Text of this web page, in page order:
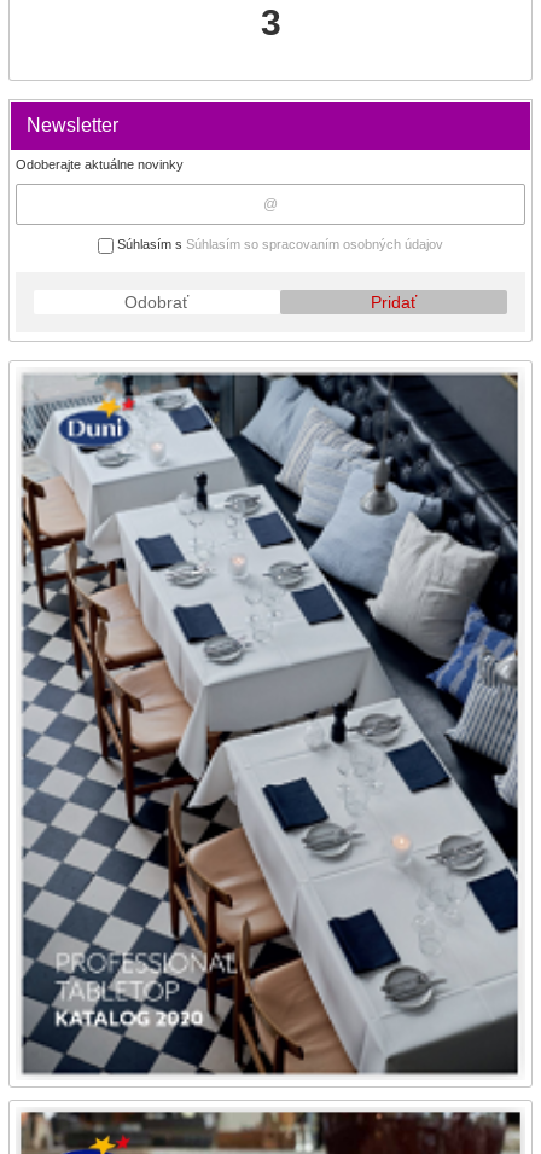
3
Newsletter
Odoberajte aktuálne novinky
Súhlasím s Súhlasím so spracovaním osobných údajov
Odobrať Pridať